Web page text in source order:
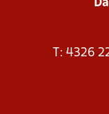
T: 4326